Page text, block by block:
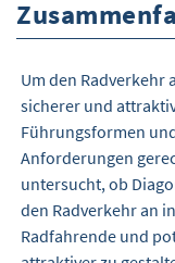
Um den
sicherer und
Führungsformen
Anforderungen
untersucht, ob
den Radverkehr an
Radfahrende und